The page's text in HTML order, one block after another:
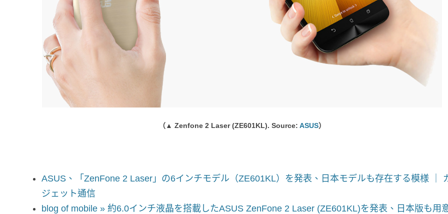
（▲ Zenfone 2 Laser (ZE601KL). Source:ASUS）
ASUS、「ZenFone 2 Laser」の6インチモデル（ZE601KL）を発表、日本モデルも存在する模様 ｜
ジェット通信
blog of mobile » 約6.0インチ液晶を搭載したASUS ZenFone 2 Laser (ZE601KL)を発表、日本版も用